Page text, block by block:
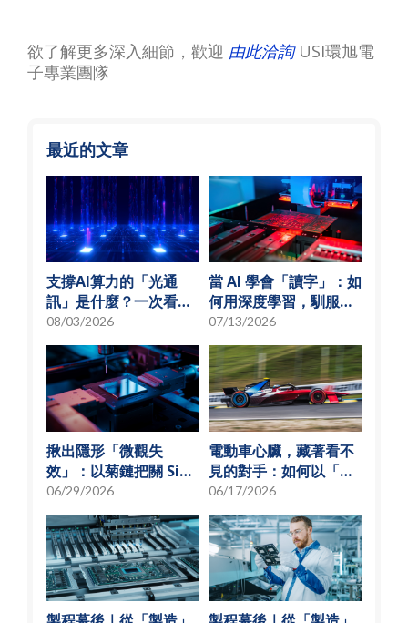
欲了解更多深入細節，歡迎 由此洽詢 USI環旭電
子專業團隊
最近的文章
支撐AI算力的「光通
訊」是什麼？一次看懂
矽光子與光通訊模組發
展趨勢
08/03/2026
當 AI 學會「讀字」：如
何用深度學習，馴服
SMT 產線的誤報風暴
07/13/2026
揪出隱形「微觀失
效」：以菊鏈把關 SiP
可靠度測試
06/29/2026
電動車心臟，藏著看不
見的對手：如何以「物
理模型化」破解損耗難
題？
06/17/2026